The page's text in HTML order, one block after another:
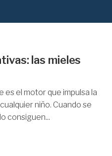
las mieles
el motor que impulsa la
niño. Cuando se
consiguen...